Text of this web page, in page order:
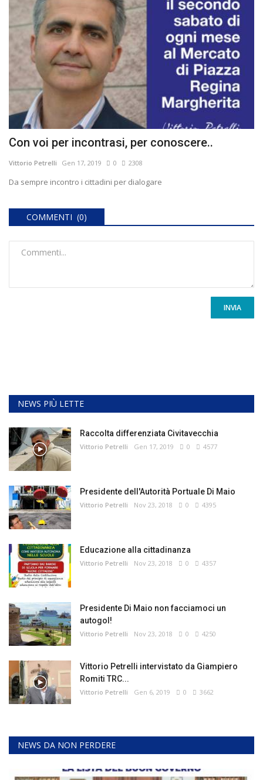
Con voi per incontrasi, per conoscere..
Vittorio Petrelli Gen 17, 2019 0 2308
Da sempre incontro i cittadini per dialogare
COMMENTI (0)
INVIA
NEWS PIÙ LETTE
Raccolta differenziata Civitavecchia
Vittorio Petrelli Gen 17, 2019 0 4577
Presidente dell'Autorità Portuale Di Maio
Vittorio Petrelli Nov 23, 2018 0 4395
Educazione alla cittadinanza
Vittorio Petrelli Nov 23, 2018 0 4357
Presidente Di Maio non facciamoci un
autogol!
Vittorio Petrelli Nov 23, 2018 0 4250
Vittorio Petrelli intervistato da Giampiero
Romiti TRC...
Vittorio Petrelli Gen 6, 2019 0 3662
NEWS DA NON PERDERE